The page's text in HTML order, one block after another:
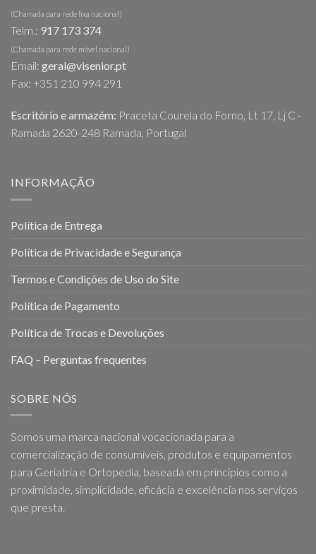
(Chamada para rede fixa nacional)
Telm.: 917 173 374
(Chamada para rede móvel nacional)
Email: geral@visenior.pt
Fax: +351 210 994 291
Escritório e armazém: Praceta Courela do Forno, Lt 17, Lj C -
Ramada 2620-248 Ramada, Portugal
INFORMAÇÃO
Política de Entrega
Política de Privacidade e Segurança
Termos e Condições de Uso do Site
Política de Pagamento
Política de Trocas e Devoluções
FAQ – Perguntas frequentes
SOBRE NÓS
Somos uma marca nacional vocacionada para a
comercialização de consumíveis, produtos e equipamentos
para Geriatria e Ortopedia, baseada em princípios como a
proximidade, simplicidade, eficácia e excelência nos serviços
que presta.